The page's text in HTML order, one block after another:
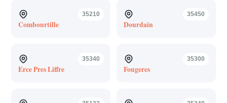
35210
Combourtille
35450
Dourdain
35340
Erce Pres Liffre
35300
Fougeres